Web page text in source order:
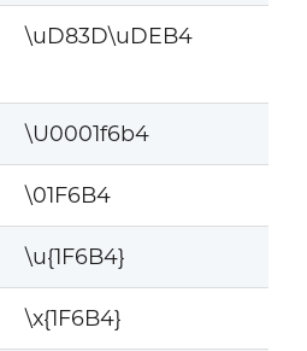
\uD83D\uDEB4
\U0001f6b4
\01F6B4
\u{1F6B4}
\x{1F6B4}